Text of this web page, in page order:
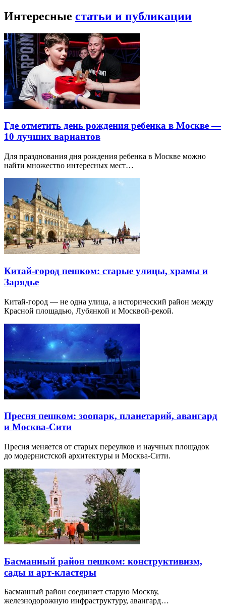
Интересные статьи и публикации
Где отметить день рождения ребенка в Москве —
10 лучших вариантов
Для празднования дня рождения ребенка в Москве можно
найти множество интересных мест…
Китай-город пешком: старые улицы, храмы и
Зарядье
Китай-город — не одна улица, а исторический район между
Красной площадью, Лубянкой и Москвой-рекой.
Пресня пешком: зоопарк, планетарий, авангард
и Москва-Сити
Пресня меняется от старых переулков и научных площадок
до модернистской архитектуры и Москва-Сити.
Басманный район пешком: конструктивизм,
сады и арт-кластеры
Басманный район соединяет старую Москву,
железнодорожную инфраструктуру, авангард…